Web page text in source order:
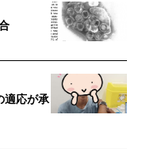
適応が承